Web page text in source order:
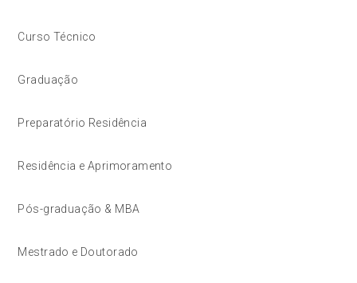
Curso Técnico
Graduação
Preparatório Residência
Residência e Aprimoramento
Pós-graduação & MBA
Mestrado e Doutorado